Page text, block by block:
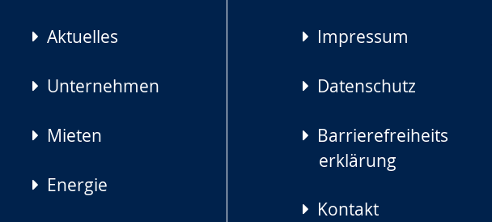
Aktuelles
Unternehmen
Mieten
Energie
Impressum
Datenschutz
Barrierefreiheits
erklärung
Kontakt